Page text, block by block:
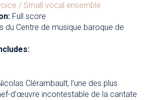
/ Small vocal ensemble
Full score
du Centre de musique baroque de
Clérambault, l’une des plus
d’œuvre incontestable de la cantate